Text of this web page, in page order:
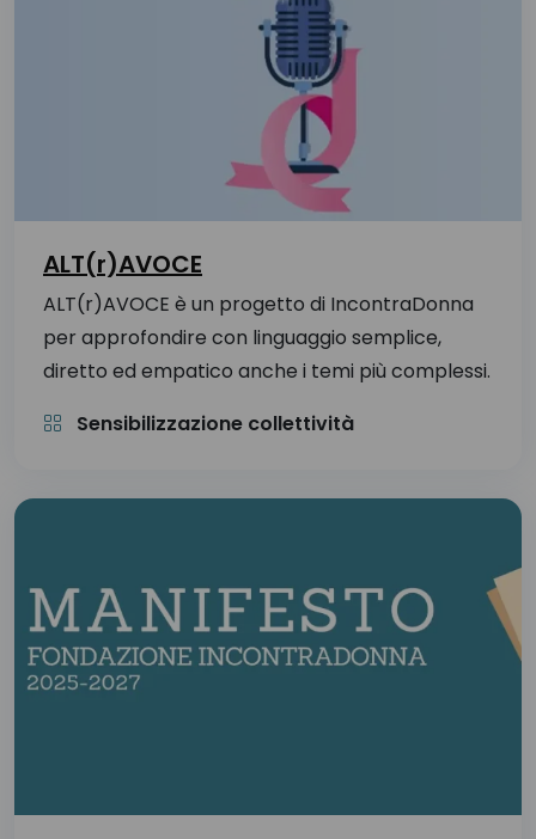
ALT(r)AVOCE
ALT(r)AVOCE è un progetto di IncontraDonna
per approfondire con linguaggio semplice,
diretto ed empatico anche i temi più complessi.
Sensibilizzazione collettività